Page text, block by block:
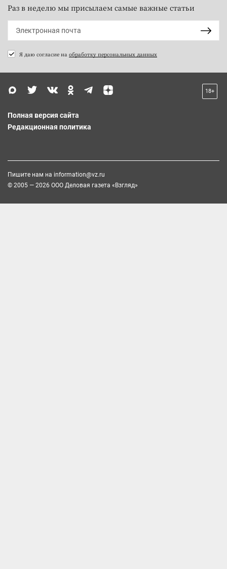
Раз в неделю мы присылаем самые важные статьи
Я даю согласие на обработку персональных данных
18+
Полная версия сайта
Редакционная политика
Пишите нам на information@vz.ru
© 2005 — 2026 ООО Деловая газета «Взгляд»